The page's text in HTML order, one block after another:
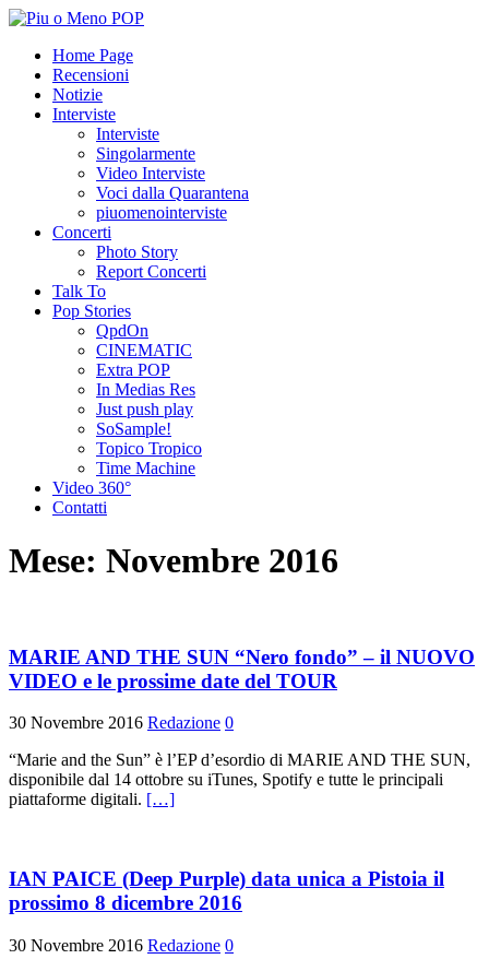
Home Page
Recensioni
Notizie
Interviste
Interviste
Singolarmente
Video Interviste
Voci dalla Quarantena
piuomenointerviste
Concerti
Photo Story
Report Concerti
Talk To
Pop Stories
QpdOn
CINEMATIC
Extra POP
In Medias Res
Just push play
SoSample!
Topico Tropico
Time Machine
Video 360°
Contatti
Mese: Novembre 2016
MARIE AND THE SUN “Nero fondo” – il NUOVO
VIDEO e le prossime date del TOUR
30 Novembre 2016 Redazione 0
“Marie and the Sun” è l’EP d’esordio di MARIE AND THE SUN,
disponibile dal 14 ottobre su iTunes, Spotify e tutte le principali
piattaforme digitali. […]
IAN PAICE (Deep Purple) data unica a Pistoia il
prossimo 8 dicembre 2016
30 Novembre 2016 Redazione 0